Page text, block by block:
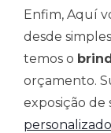
Enfim, Aquí
desde
temos o
orçamento.
exposição de